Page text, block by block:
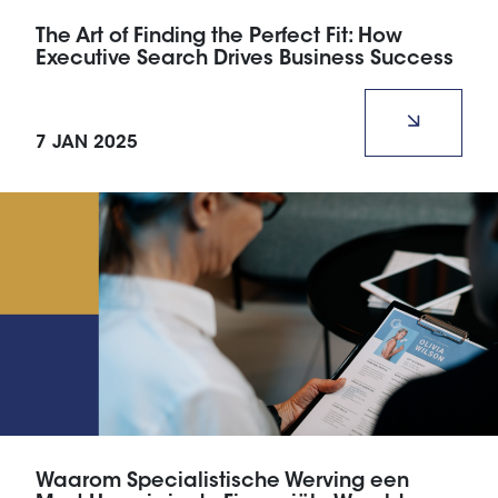
The Art of Finding the Perfect Fit: How
Executive Search Drives Business Success
right leadership in place is more critical than
ever.
7 JAN 2025
Waarom Specialistische Werving een